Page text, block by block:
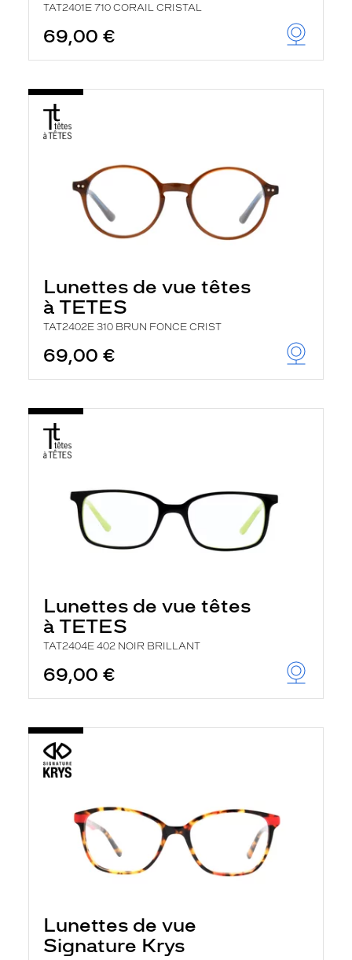
TAT2401E 710 CORAIL CRISTAL
69,00 €
Lunettes de vue têtes
à TETES
TAT2402E 310 BRUN FONCE CRIST
69,00 €
Lunettes de vue têtes
à TETES
TAT2404E 402 NOIR BRILLANT
69,00 €
Lunettes de vue
Signature Krys